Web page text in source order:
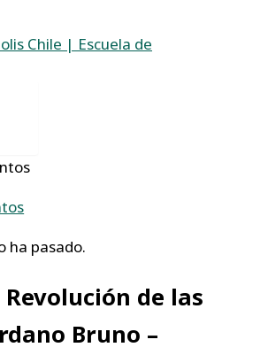
ha pasado.
Revolución de las
Bruno –